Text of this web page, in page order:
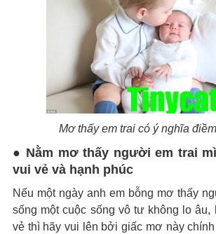
Mơ thấy em trai có ý nghĩa
● Nằm mơ thấy người em trai
vui vẻ và hạnh phúc
Nếu một ngày anh em bỗng mơ thấy
sống một cuộc sống vô tư không lo âu,
vẻ thì hãy vui lên bởi giấc mơ này